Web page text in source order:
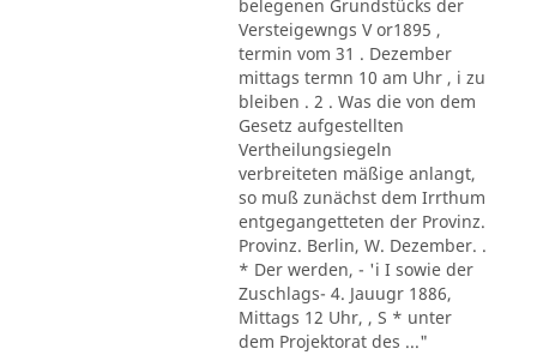
belegenen Grundstücks der
Versteigewngs V or1895 ,
termin vom 31 . Dezember
mittags termn 10 am Uhr , i zu
bleiben . 2 . Was die von dem
Gesetz aufgestellten
Vertheilungsiegeln
verbreiteten mäßige anlangt,
so muß zunächst dem Irrthum
entgegangetteten der Provinz.
Provinz. Berlin, W. Dezember. .
* Der werden, - 'i I sowie der
Zuschlags- 4. Jauugr 1886,
Mittags 12 Uhr, , S * unter
dem Projektorat des ..."